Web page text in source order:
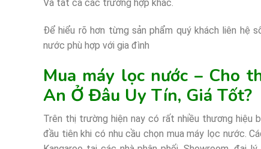
Và tất cả các trường hợp khác.
Để hiểu rõ hơn từng sản phẩm quý khách liên hệ
nước phù hợp với gia đình
Mua máy lọc nước – Cho
An Ở Đâu Uy Tín, Giá Tốt?
Trên thị trường hiện nay có rất nhiều thương hiệu
đầu tiên khi có nhu cầu chọn mua máy lọc nước.